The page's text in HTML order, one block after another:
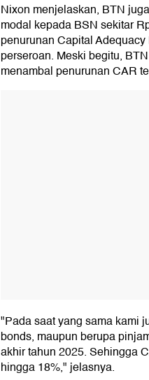
Nixon menjelaskan, BTN
modal kepada BSN sekitar
penurunan Capital
perseroan. Meski begitu,
menambal penurunan CAR
"Pada saat yang sama kami
bonds, maupun berupa
akhir tahun 2025. Sehingga
hingga 18%," jelasnya.